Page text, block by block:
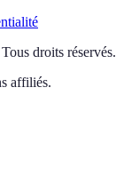
Tous droits réservés.
affiliés.